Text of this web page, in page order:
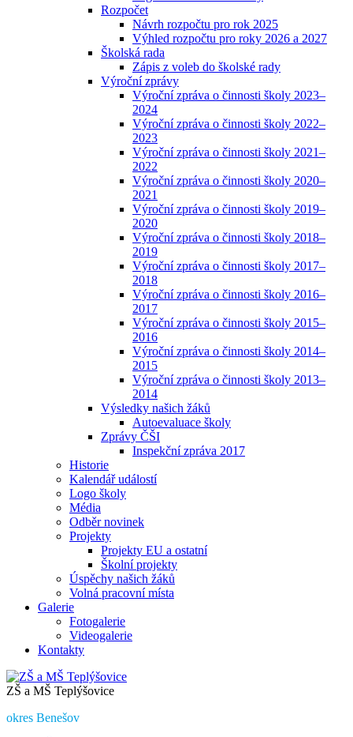
Rozpočet
Návrh rozpočtu pro rok 2025
Výhled rozpočtu pro roky 2026 a 2027
Školská rada
Zápis z voleb do školské rady
Výroční zprávy
Výroční zpráva o činnosti školy 2023–
2024
Výroční zpráva o činnosti školy 2022–
2023
Výroční zpráva o činnosti školy 2021–
2022
Výroční zpráva o činnosti školy 2020–
2021
Výroční zpráva o činnosti školy 2019–
2020
Výroční zpráva o činnosti školy 2018–
2019
Výroční zpráva o činnosti školy 2017–
2018
Výroční zpráva o činnosti školy 2016–
2017
Výroční zpráva o činnosti školy 2015–
2016
Výroční zpráva o činnosti školy 2014–
2015
Výroční zpráva o činnosti školy 2013–
2014
Výsledky našich žáků
Autoevaluace školy
Zprávy ČŠI
Inspekční zpráva 2017
Historie
Kalendář událostí
Logo školy
Média
Odběr novinek
Projekty
Projekty EU a ostatní
Školní projekty
Úspěchy našich žáků
Volná pracovní místa
Galerie
Fotogalerie
Videogalerie
Kontakty
ZŠ a MŠ Teplýšovice
okres Benešov